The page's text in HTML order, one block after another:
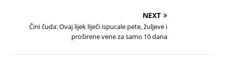
NEXT
Čini čuda: Ovaj lijek liječi ispucale pete, žuljeve i
proširene vene za samo 10 dana